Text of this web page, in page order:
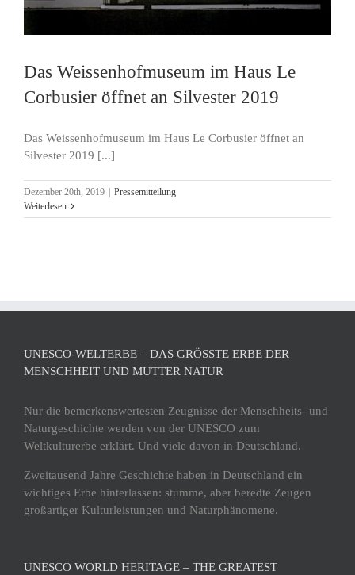
Das Weissenhofmuseum im Haus Le
Corbusier öffnet an Silvester 2019
Das Weissenhofmuseum im Haus Le Corbusier öffnet an
Silvester 2019 [...]
Dezember 20th, 2019
Pressemitteilung
Weiterlesen
UNESCO-WELTERBE – DAS GRÖSSTE ERBE DER M
ENSCHHEIT UND MUTTER NATUR
Nur die bemerkenswertesten Zeugnisse der Menschheits- und
Naturgeschichte werden von der UNESCO zum
Weltkulturerbe erklärt. Und viele davon in Deutschland.
Zweitausend Jahre Geschichte haben in Deutschland ein
wichtiges Erbe hinterlassen: stumme, aber beredte Zeugen
großartiger Kulturleistungen und Naturphänomene.
UNESCO WORLD HERITAGE – THE GREATEST